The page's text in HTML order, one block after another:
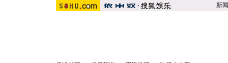
新闻